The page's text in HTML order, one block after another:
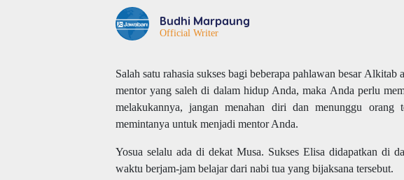
Budhi Marpaung
Official Writer
Salah satu rahasia sukses bagi beberapa pahlawan besar
mentor yang saleh di dalam hidup Anda, maka Anda perlu
melakukannya, jangan menahan diri dan menunggu
memintanya untuk menjadi mentor Anda.
Yosua selalu ada di dekat Musa. Sukses Elisa didapatkan di
waktu berjam-jam belajar dari nabi tua yang bijaksana tersebut.